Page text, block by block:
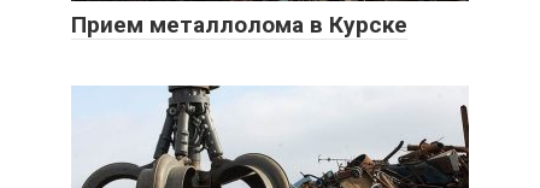
Прием металлолома в Курске